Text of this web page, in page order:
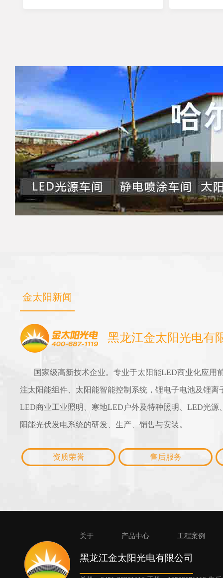
金太阳新闻
黑龙江金太阳光电有
国家级高新技术企业。专业于太阳能LED商业化应用
注太阳能组件、太阳能智能控制系统，锂电子电池及锂离
LED商业工业照明、寒地LED户外及特种照明、LED光源
阳能光伏发电系统的研发、生产、销售与安装。
资质荣誉 售后服务
关于 产品中心 工程案例
黑龙江金太阳光电有限公司